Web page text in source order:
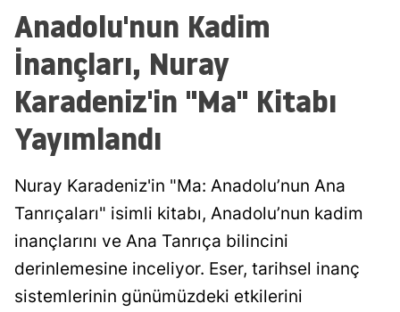
Anadolu'nun Kadim
İnançları, Nuray
Karadeniz'in "Ma" Kitabı
Yayımlandı
Nuray Karadeniz'in "Ma: Anadolu’nun Ana
Tanrıçaları" isimli kitabı, Anadolu’nun kadim
inançlarını ve Ana Tanrıça bilincini
derinlemesine inceliyor. Eser, tarihsel inanç
sistemlerinin günümüzdeki etkilerini